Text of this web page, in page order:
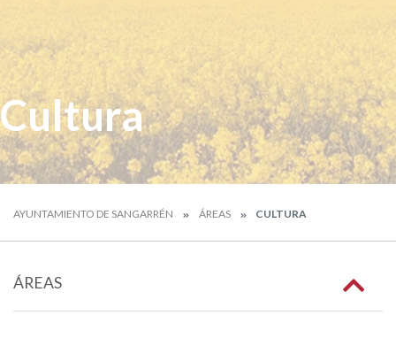
Cultura
AYUNTAMIENTO DE SANGARRÉN ÁREAS CULTURA
ÁREAS